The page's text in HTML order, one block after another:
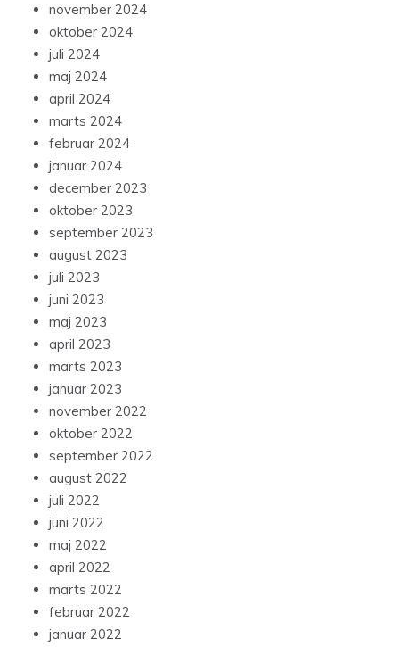
november 2024
oktober 2024
juli 2024
maj 2024
april 2024
marts 2024
februar 2024
januar 2024
december 2023
oktober 2023
september 2023
august 2023
juli 2023
juni 2023
maj 2023
april 2023
marts 2023
januar 2023
november 2022
oktober 2022
september 2022
august 2022
juli 2022
juni 2022
maj 2022
april 2022
marts 2022
februar 2022
januar 2022